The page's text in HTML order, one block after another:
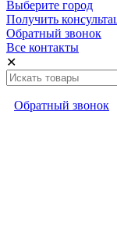
Выберите город
Получить
Обратный звонок
Все контакты
✕
Обратный звонок